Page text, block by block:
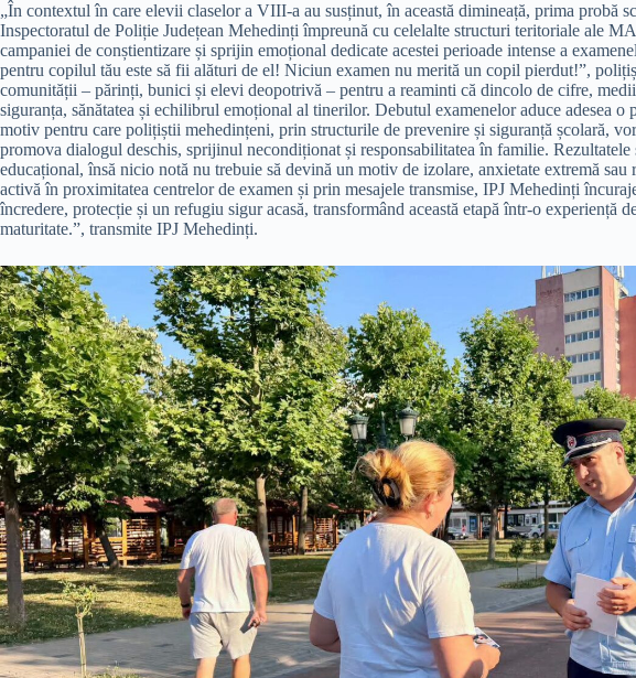
„În contextul în care elevii claselor a VIII-a au susținut, în această dimineață, prima probă
Inspectoratul de Poliție Județean Mehedinți împreună cu celelalte structuri teritoriale ale
campaniei de conștientizare și sprijin emoțional dedicate acestei perioade intense a
pentru copilul tău este să fii alături de el! Niciun examen nu merită un copil pierdut!”,
comunității – părinți, bunici și elevi deopotrivă – pentru a reaminti că dincolo de cifre,
siguranța, sănătatea și echilibrul emoțional al tinerilor. Debutul examenelor aduce adesea o
motiv pentru care polițiștii mehedințeni, prin structurile de prevenire și siguranță școlară,
promova dialogul deschis, sprijinul necondiționat și responsabilitatea în familie.
educațional, însă nicio notă nu trebuie să devină un motiv de izolare, anxietate extremă
activă în proximitatea centrelor de examen și prin mesajele transmise, IPJ Mehedinți
încredere, protecție și un refugiu sigur acasă, transformând această etapă într-o experiență
maturitate.”, transmite IPJ Mehedinți.